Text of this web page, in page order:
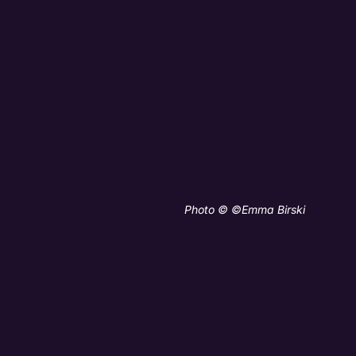
Photo © ©Emma Birski